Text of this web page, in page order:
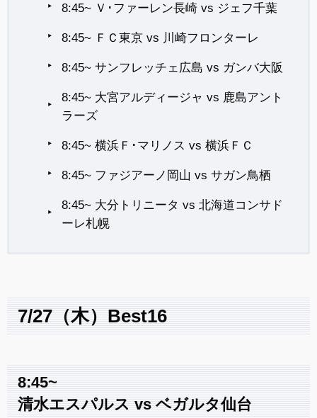
8:45~ Ｖ･ファーレン長崎 vs ジェフ千葉
8:45~ ＦＣ東京 vs 川崎フロンターレ
8:45~ サンフレッチェ広島 vs ガンバ大阪
8:45~ 大宮アルディージャ vs 鹿島アント
ラーズ
8:45~ 横浜Ｆ･マリノス vs 横浜ＦＣ
8:45~ ファジアーノ岡山 vs サガン鳥栖
8:45~ 大分トリニータ vs 北海道コンサド
ーレ札幌
7/27（木）Best16
8:45~
清水エスパルス vs ベガルタ仙台